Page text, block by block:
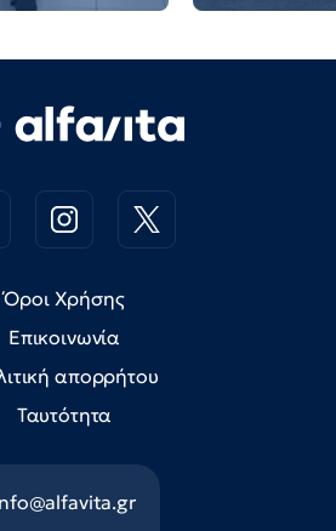
Όροι Χρήσης
Επικοινωνία
απορρήτου
Ταυτότητα